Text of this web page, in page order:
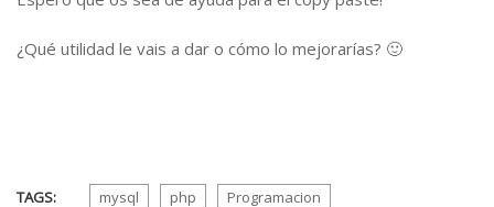
¿Qué utilidad le vais a dar o cómo lo mejorarías? 🙂
TAGS: mysql php Programacion